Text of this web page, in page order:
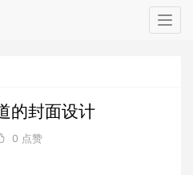
的封面设计
0 点赞